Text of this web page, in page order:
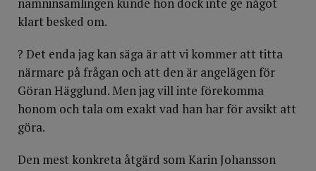
klart besked om.
? Det enda jag kan säga är att vi kommer att titta
närmare på frågan och att den är angelägen för
Göran Hägglund. Men jag vill inte förekomma
honom och tala om exakt vad han har för avsikt att
göra.
Den mest konkreta åtgärd som Karin Johansson